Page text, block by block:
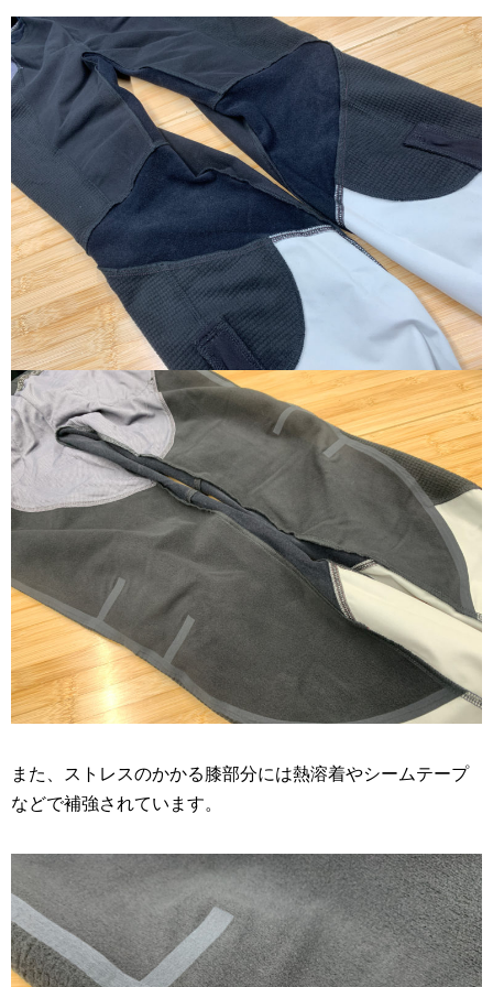
また、ストレスのかかる膝部分には熱溶着やシームテープ
などで補強されています。